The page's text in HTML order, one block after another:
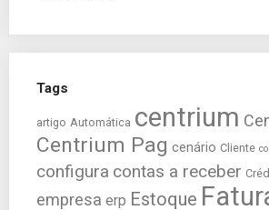
Tags
artigo Automática centrium
Centrium Pag cenário Cliente
configura contas a receber
empresa erp Estoque